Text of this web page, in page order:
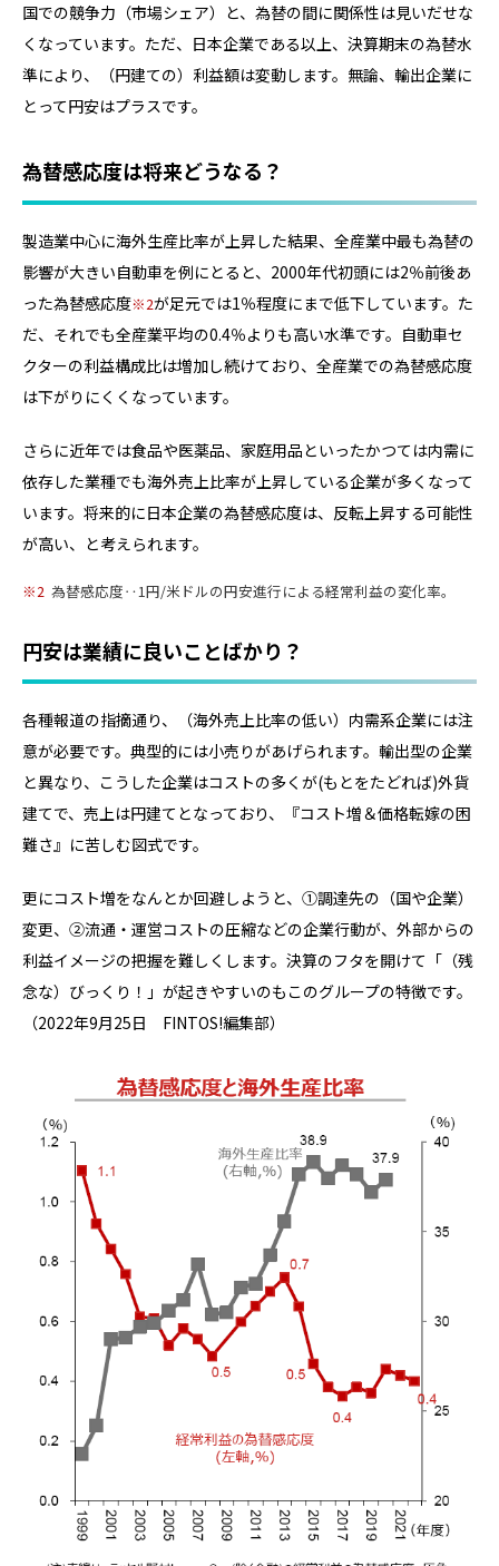
国での競争力（市場シェア）と、為替の間に関係性は見いだせな
くなっています。ただ、日本企業である以上、決算期末の為替水
準により、（円建ての）利益額は変動します。無論、輸出企業に
とって円安はプラスです。
為替感応度は将来どうなる？
製造業中心に海外生産比率が上昇した結果、全産業中最も為替の
影響が大きい自動車を例にとると、2000年代初頭には2％前後あ
った為替感応度
2が足元では1％程度にまで低下しています。た
だ、それでも全産業平均の0.4％よりも高い水準です。自動車セ
クターの利益構成比は増加し続けており、全産業での為替感応度
は下がりにくくなっています。
さらに近年では食品や医薬品、家庭用品といったかつては内需に
依存した業種でも海外売上比率が上昇している企業が多くなって
います。将来的に日本企業の為替感応度は、反転上昇する可能性
が高い、と考えられます。
2 為替感応度‥1円/米ドルの円安進行による経常利益の変化率。
円安は業績に良いことばかり？
各種報道の指摘通り、（海外売上比率の低い）内需系企業には注
意が必要です。典型的には小売りがあげられます。輸出型の企業
と異なり、こうした企業はコストの多くが(もとをたどれば)外貨
建てで、売上は円建てとなっており、『コスト増＆価格転嫁の困
難さ』に苦しむ図式です。
更にコスト増をなんとか回避しようと、①調達先の（国や企業）
変更、②流通・運営コストの圧縮などの企業行動が、外部からの
利益イメージの把握を難しくします。決算のフタを開けて「（残
念な）びっくり！」が起きやすいのもこのグループの特徴です。
（2022年9月25日 FINTOS!編集部）